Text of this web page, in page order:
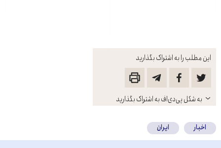
این مطلب را به اشتراک بگذارید
باز
کنید
به شکل پی‌دی‌اف به اشتراک بگذارید
اخبار ایران